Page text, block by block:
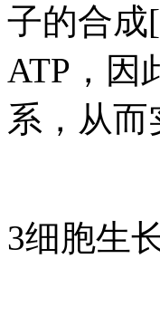
子的合成
ATP，因
系，从
3细胞生